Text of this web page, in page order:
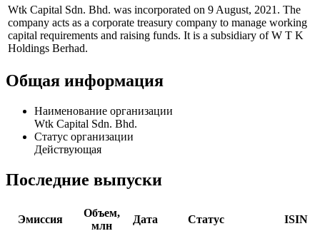
Wtk Capital Sdn. Bhd. was incorporated on 9 August, 2021. The
company acts as a corporate treasury company to manage working
capital requirements and raising funds. It is a subsidiary of W T K
Holdings Berhad.
Общая информация
Наименование организации
Wtk Capital Sdn. Bhd.
Статус организации
Действующая
Последние выпуски
Эмиссия
Объем,
млн
Дата Статус
ISIN